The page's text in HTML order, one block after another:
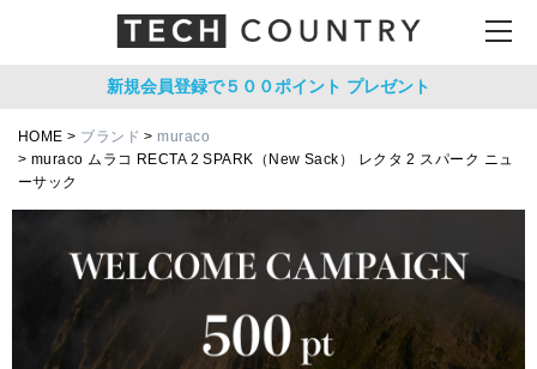
新規会員登録で５００ポイント プレゼント
HOME ブランド
muraco
muraco ムラコ RECTA 2 SPARK（New Sack） レクタ 2 スパーク ニュ
ーサック